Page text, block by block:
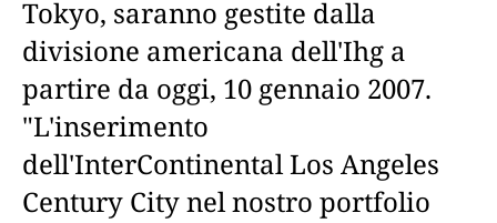
Tokyo, saranno gestite dalla
divisione americana dell'Ihg a
partire da oggi, 10 gennaio 2007.
"L'inserimento
dell'InterContinental Los Angeles
Century City nel nostro portfolio